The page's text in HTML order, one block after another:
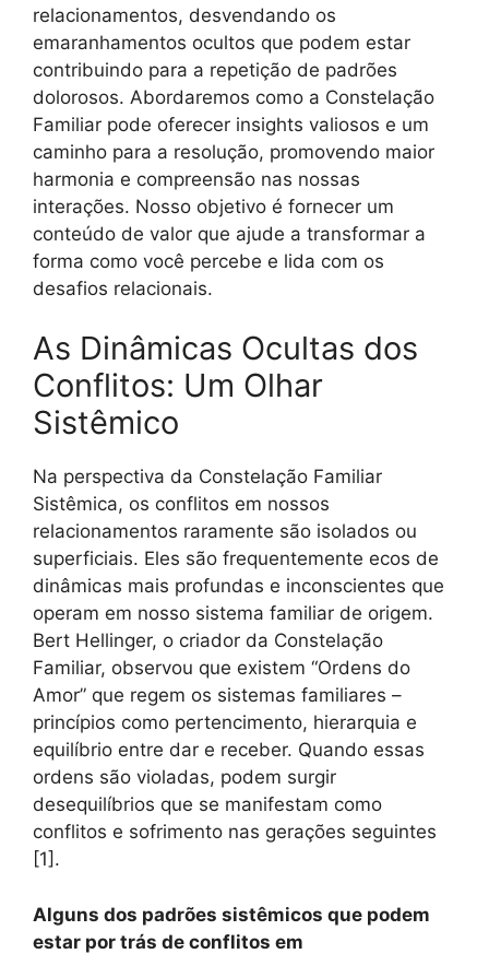
relacionamentos, desvendando os
emaranhamentos ocultos que podem estar
contribuindo para a repetição de padrões
dolorosos. Abordaremos como a Constelação
Familiar pode oferecer insights valiosos e um
caminho para a resolução, promovendo maior
harmonia e compreensão nas nossas
interações. Nosso objetivo é fornecer um
conteúdo de valor que ajude a transformar a
forma como você percebe e lida com os
desafios relacionais.
As Dinâmicas Ocultas dos
Conflitos: Um Olhar
Sistêmico
Na perspectiva da Constelação Familiar
Sistêmica, os conflitos em nossos
relacionamentos raramente são isolados ou
superficiais. Eles são frequentemente ecos de
dinâmicas mais profundas e inconscientes que
operam em nosso sistema familiar de origem.
Bert Hellinger, o criador da Constelação
Familiar, observou que existem “Ordens do
Amor” que regem os sistemas familiares –
princípios como pertencimento, hierarquia e
equilíbrio entre dar e receber. Quando essas
ordens são violadas, podem surgir
desequilíbrios que se manifestam como
conflitos e sofrimento nas gerações seguintes
[1].
Alguns dos padrões sistêmicos que podem
estar por trás de conflitos em